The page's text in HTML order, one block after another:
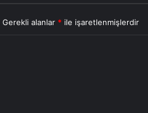
Gerekli alanlar * ile işaretlenmişlerdir